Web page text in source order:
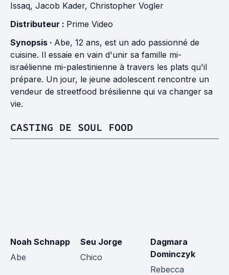
Issaq, Jacob Kader, Christopher Vogler
Distributeur : Prime Video
Synopsis · Abe, 12 ans, est un ado passionné de
cuisine. Il essaie en vain d'unir sa famille mi-
israélienne mi-palestinienne à travers les plats qu'il
prépare. Un jour, le jeune adolescent rencontre un
vendeur de streetfood brésilienne qui va changer sa
vie.
CASTING DE SOUL FOOD
Noah Schnapp
Abe
Seu Jorge
Chico
Dagmara
Dominczyk
Rebecca